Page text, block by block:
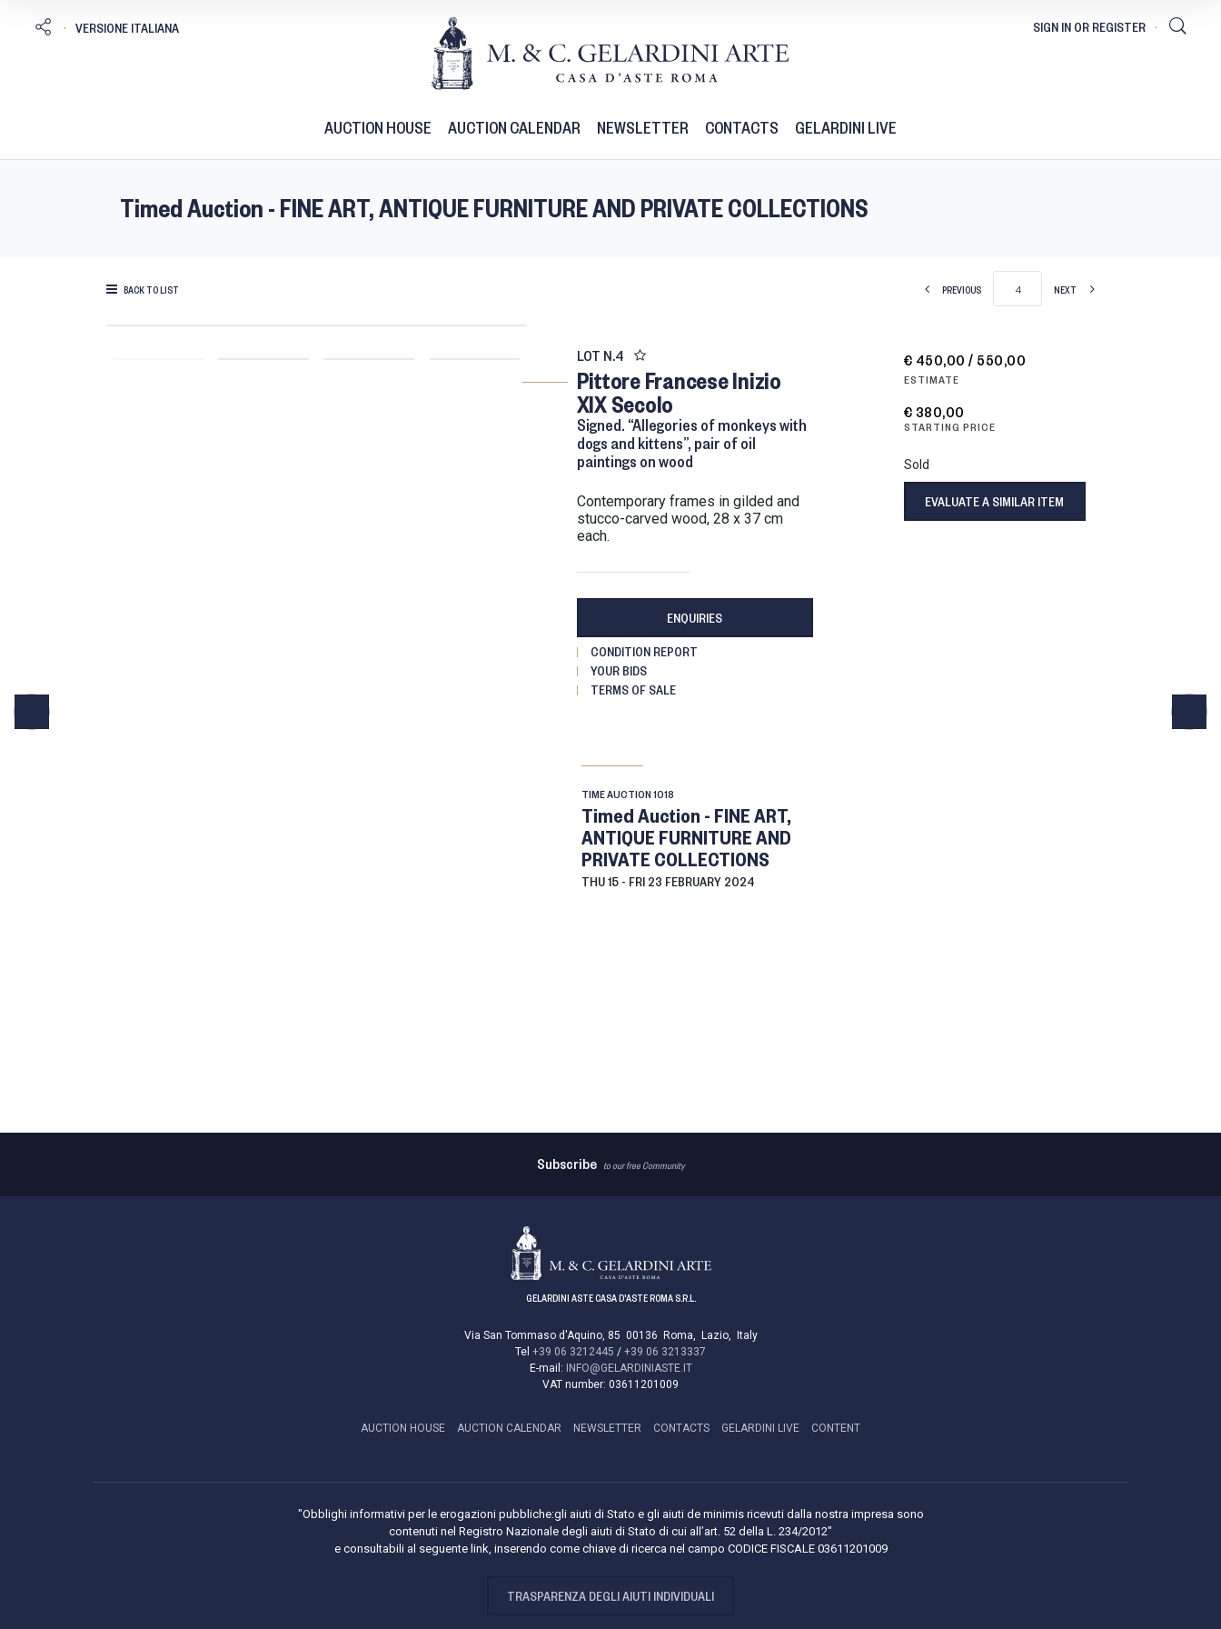
AUCTION HOUSE AUCTION CALENDAR NEWSLETTER CONTACTS GELARDINI LIVE
Timed Auction - FINE ART, ANTIQUE FURNITURE AND PRIVATE COLLECTIONS
BACK TO LIST PREVIOUS NEXT
LOT N.4
Pittore Francese Inizio
XIX Secolo
Signed. “Allegories of monkeys with
dogs and kittens”, pair of oil
paintings on wood
contemporary frames in gilded and
stucco-carved wood, 28 x 37 cm
each.
ENQUIRIES
CONDITION REPORT
YOUR BIDS
TERMS OF SALE
TIME AUCTION1018
Timed Auction - FINE ART,
ANTIQUE FURNITURE AND
PRIVATE COLLECTIONS
THU15 - FRI23 FEBRUARY 2024
€ 450,00 / 550,00
ESTIMATE
€ 380,00
STARTING PRICE
Sold
EVALUATE A SIMILAR ITEM
Subscribe to our free Community
GELARDINI ASTE CASA D'ASTE ROMA S.R.L.
Via San Tommaso d'Aquino, 85 00136 Roma Lazio, Italy
Tel +39 06 3212445 / +39 06 3213337
E-mail: INFO@GELARDINIASTE.IT
VAT number: 03611201009
AUCTION HOUSE AUCTION CALENDAR NEWSLETTER CONTACTS GELARDINI LIVE CONTENT
"Obblighi informativi per le erogazioni pubbliche:gli aiuti di Stato e gli aiuti de minimis ricevuti dalla nostra impresa sono
contenuti nel Registro Nazionale degli aiuti di Stato di cui all’art. 52 della L. 234/2012"
e consultabili al seguente link, inserendo come chiave di ricerca nel campo CODICE FISCALE 03611201009
TRASPARENZA DEGLI AIUTI INDIVIDUALI